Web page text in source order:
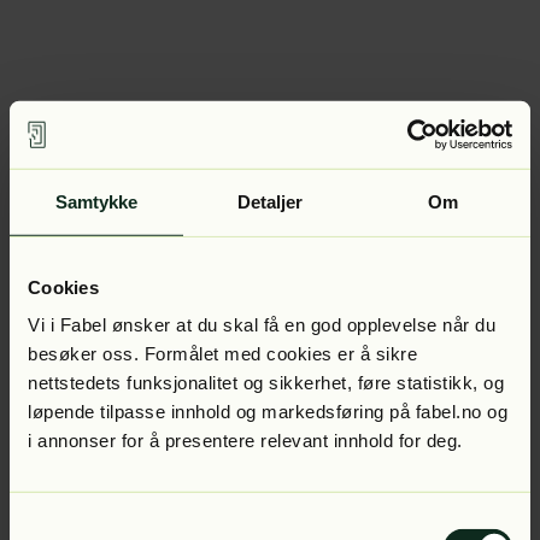
Samtykke Detaljer Om
Cookies
Vi i Fabel ønsker at du skal få en god opplevelse når du
besøker oss. Formålet med cookies er å sikre
nettstedets funksjonalitet og sikkerhet, føre statistikk, og
løpende tilpasse innhold og markedsføring på fabel.no og
i annonser for å presentere relevant innhold for deg.